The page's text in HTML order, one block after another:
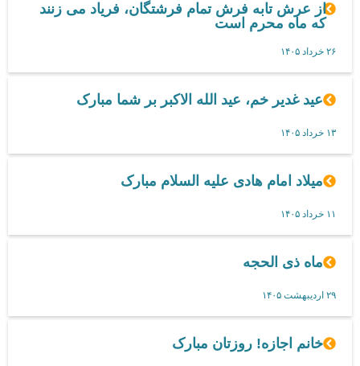
از عرش تابه فرش تمام فرشتگان، فریاد می زنند
که ماه محرم است
۲۶ خرداد ۱۴۰۵
عید غدیر خم، عید الله الاکبر بر شما مبارک
۱۳ خرداد ۱۴۰۵
میلاد امام هادی علیه السلام مبارک
۱۱ خرداد ۱۴۰۵
ماه ذی الحجه
۲۹ اردیبهشت ۱۴۰۵
خانم اجازه! روزتان مبارک